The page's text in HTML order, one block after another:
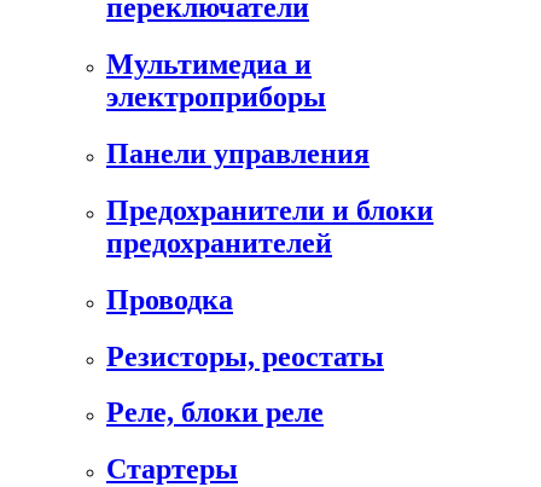
переключатели
Мультимедиа и
электроприборы
Панели управления
Предохранители и блоки
предохранителей
Проводка
Резисторы, реостаты
Реле, блоки реле
Стартеры